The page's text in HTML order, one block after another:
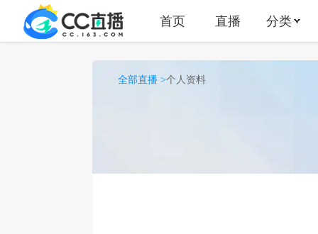
首页 直播 分类
全部直播 >个人资料